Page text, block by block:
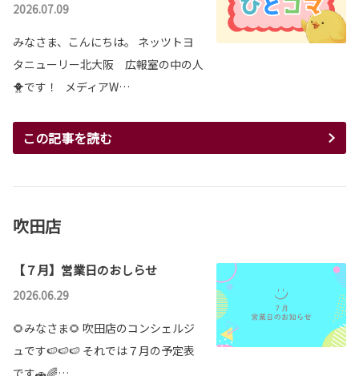
2026.07.09
みなさま、こんにちは。 ネッツトヨ
タニューリー北大阪 広報室の中の人
🐥です！ メディアW…
この記事を読む
吹田店
【７月】営業日のおしらせ
2026.06.29
🌻みなさま🌻 吹田店のコンシェルジ
ュです🍉🍉🍉 それでは７月の予定表